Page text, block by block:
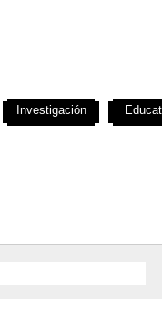
Investigación